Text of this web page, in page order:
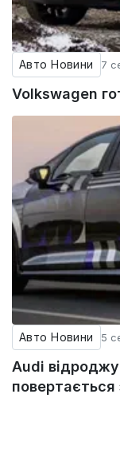
Авто Новини 7
Volkswagen
Авто Новини 5
Audi